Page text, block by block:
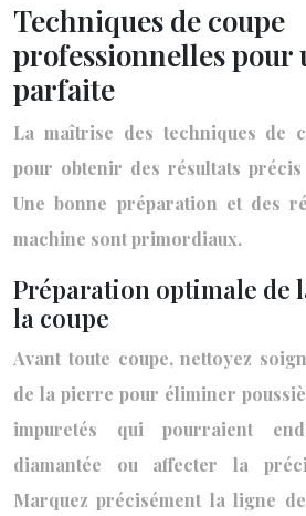
Techniques de coupe
professionnelles
parfaite
La maîtrise des techniques de
pour obtenir des résultats
Une bonne préparation et des
machine sont primordiaux.
Préparation optimale de
la coupe
Avant toute coupe, nettoyez
de la pierre pour éliminer
impuretés qui pourraient
diamantée ou affecter la
Marquez précisément la ligne